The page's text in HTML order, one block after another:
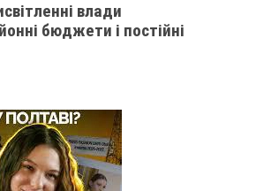
влади
бюджети і постійні